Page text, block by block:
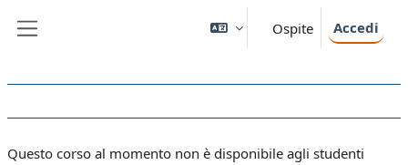
Ospite Accedi
Questo corso al momento non è disponibile agli studenti